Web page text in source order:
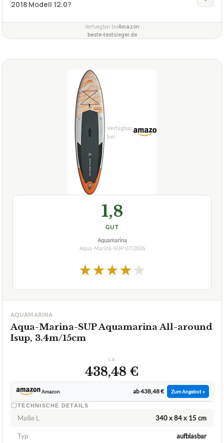
2018 Modell 12.0?
Verfuegbar beiAmazon
beste-testsieger.de
1,8
GUT
Aquamarina
Aqua-Marina-SUP 07/2026
★★★★★
AQUAMARINA
Aqua-Marina-SUP Aquamarina All-around
Isup, 3.4m/15cm
ca.
438,48 €
Amazon ab 438,48 € Zum Angebot »
TECHNISCHE DETAILS
Maße L 340 x 84 x 15 cm
Typ aufblasbar